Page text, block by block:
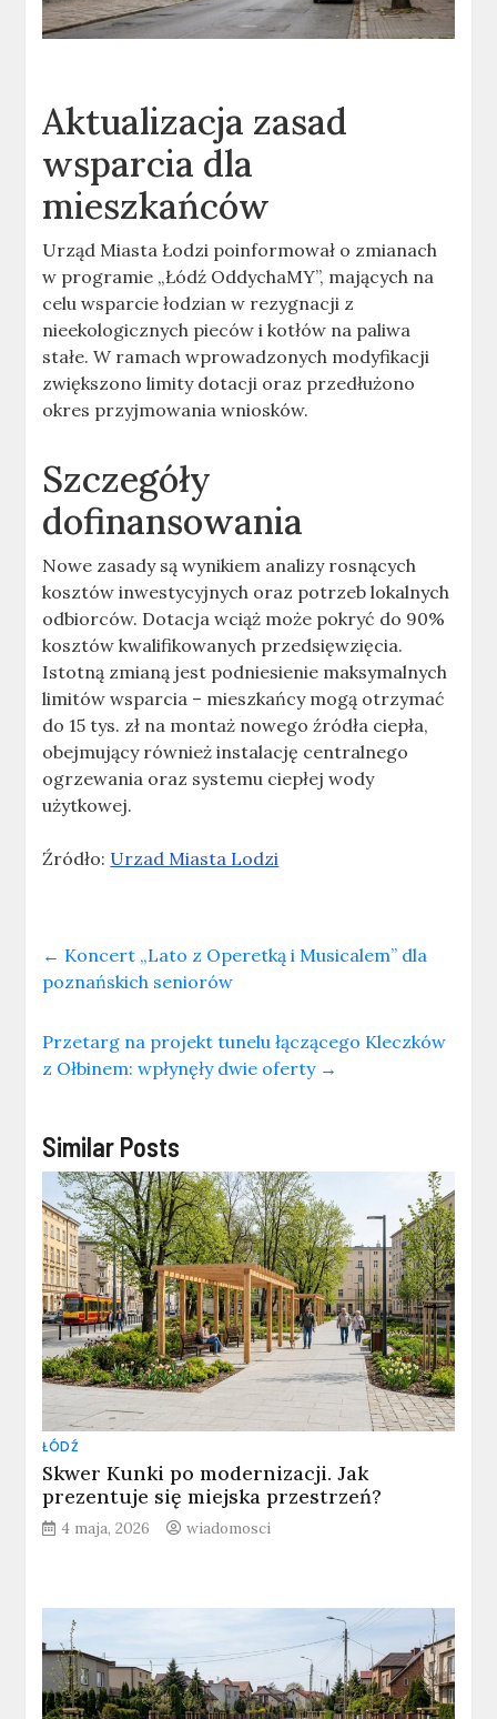
Aktualizacja zasad
wsparcia dla
mieszkańców
Urząd Miasta Łodzi poinformował o zmianach
w programie „Łódź OddychaMY”, mających na
celu wsparcie łodzian w rezygnacji z
nieekologicznych pieców i kotłów na paliwa
stałe. W ramach wprowadzonych modyfikacji
zwiększono limity dotacji oraz przedłużono
okres przyjmowania wniosków.
Szczegóły
dofinansowania
Nowe zasady są wynikiem analizy rosnących
kosztów inwestycyjnych oraz potrzeb lokalnych
odbiorców. Dotacja wciąż może pokryć do 90%
kosztów kwalifikowanych przedsięwzięcia.
Istotną zmianą jest podniesienie maksymalnych
limitów wsparcia – mieszkańcy mogą otrzymać
do 15 tys. zł na montaż nowego źródła ciepła,
obejmujący również instalację centralnego
ogrzewania oraz systemu ciepłej wody
użytkowej.
Źródło: Urzad Miasta Lodzi
← Koncert „Lato z Operetką i Musicalem” dla
poznańskich seniorów
Przetarg na projekt tunelu łączącego Kleczków
z Ołbinem: wpłynęły dwie oferty →
Similar Posts
ŁÓDŹ
Skwer Kunki po modernizacji. Jak
prezentuje się miejska przestrzeń?
4 maja, 2026 wiadomosci